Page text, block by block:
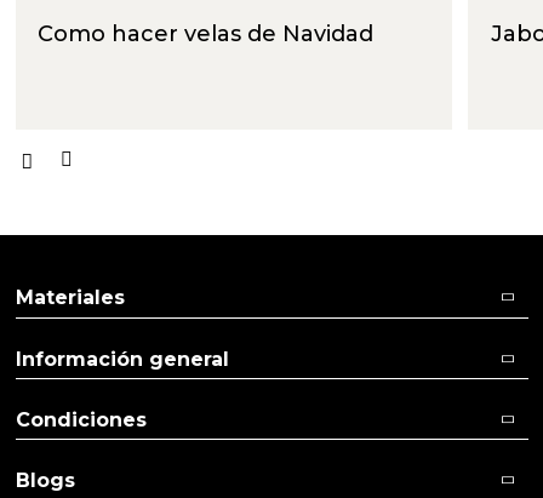
Como hacer velas de Navidad
Materiales
Información general
Condiciones
Blogs